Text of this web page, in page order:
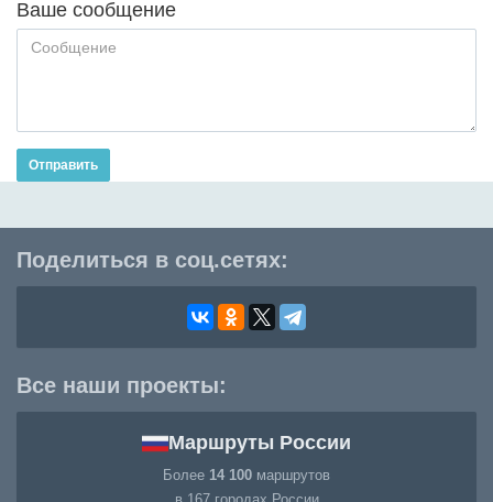
Ваше сообщение
Отправить
Поделиться в соц.сетях:
Все наши проекты:
Маршруты России
Более 14 100 маршрутов